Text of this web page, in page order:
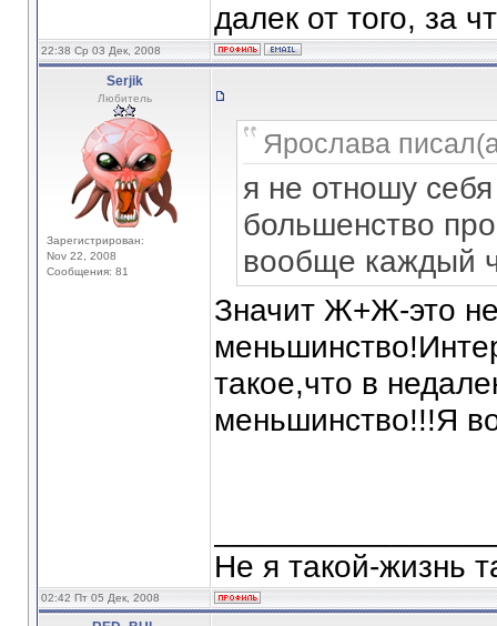
далек от того, за
22:38 Ср 03 Дек, 2008
Serjik
Любитель
Зарегистрирован:
Nov 22, 2008
Сообщения: 81
Ярослава
я не отношу
большенство
вообще каждый
Значит Ж+Ж-это
такое,что в
меньшинство!!!Я
Не я такой-жизнь
02:42 Пт 05 Дек, 2008